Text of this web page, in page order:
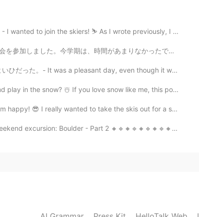
2020.08.26 08:25
to join the skiers! ⛷ As I wrote previously, I will share ...
す。😥 龍谷大学は仏教の大学ですが、仏教大学と違います。😂 沢山仏教の偉い先生は、龍大と関係...
It was a pleasant day, even though it was too warm for the seaso...
in the snow? ☃️ If you love snow like me, this post...
😎 I really wanted to take the skis out for a skate ...
excursion: Boulder - Part 2 🔸️🔹️🔸️🔹️🔸️🔹️🔸️🔹️🔸️🔹️🔸️...